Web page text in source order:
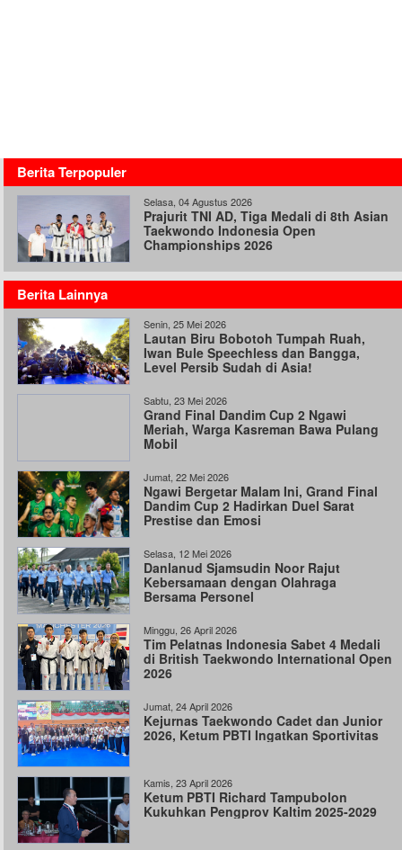
Berita Terpopuler
Selasa, 04 Agustus 2026
Prajurit TNI AD, Tiga Medali di 8th Asian
Taekwondo Indonesia Open
Championships 2026
Berita Lainnya
Senin, 25 Mei 2026
Lautan Biru Bobotoh Tumpah Ruah,
Iwan Bule Speechless dan Bangga,
Level Persib Sudah di Asia!
Sabtu, 23 Mei 2026
Grand Final Dandim Cup 2 Ngawi
Meriah, Warga Kasreman Bawa Pulang
Mobil
Jumat, 22 Mei 2026
Ngawi Bergetar Malam Ini, Grand Final
Dandim Cup 2 Hadirkan Duel Sarat
Prestise dan Emosi
Selasa, 12 Mei 2026
Danlanud Sjamsudin Noor Rajut
Kebersamaan dengan Olahraga
Bersama Personel
Minggu, 26 April 2026
Tim Pelatnas Indonesia Sabet 4 Medali
di British Taekwondo International Open
2026
Jumat, 24 April 2026
Kejurnas Taekwondo Cadet dan Junior
2026, Ketum PBTI Ingatkan Sportivitas
Kamis, 23 April 2026
Ketum PBTI Richard Tampubolon
Kukuhkan Pengprov Kaltim 2025-2029